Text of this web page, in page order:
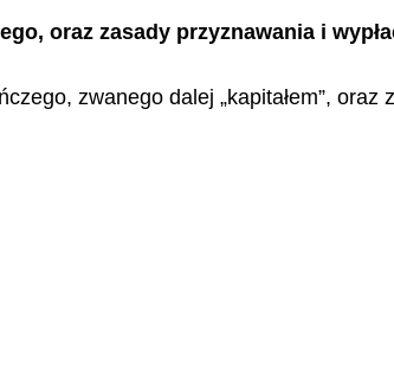
oraz zasady przyznawania i
zwanego dalej „kapitałem”, oraz